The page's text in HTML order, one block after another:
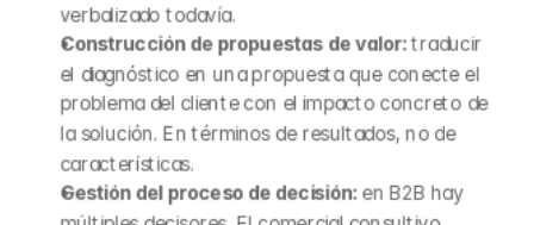
verbalizado todavía.
Construcción de propuestas de valor: traducir
el diagnóstico en una propuesta que conecte el
problema del cliente con el impacto concreto de
la solución. En términos de resultados, no de
características.
Gestión del proceso de decisión: en B2B hay